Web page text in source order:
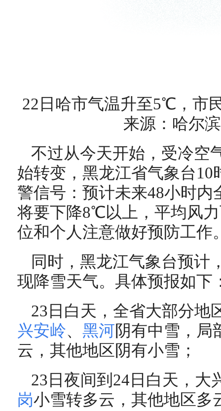
22日哈市气温升至5℃，市
来源：哈尔
不过从今天开始，受冷空
始转变，黑龙江省气象台10
警信号：预计未来48小时
将要下降8℃以上，平均风
位和个人注意做好预防工作
同时，黑龙江气象台预计
现降雪天气。具体预报如下
23日白天，全省大部分地
兴安岭、 黑河阴有中雪，局
云，其他地区阴有小雪；
23日夜间到24日白天，大
岗小雪转多云，其他地区多